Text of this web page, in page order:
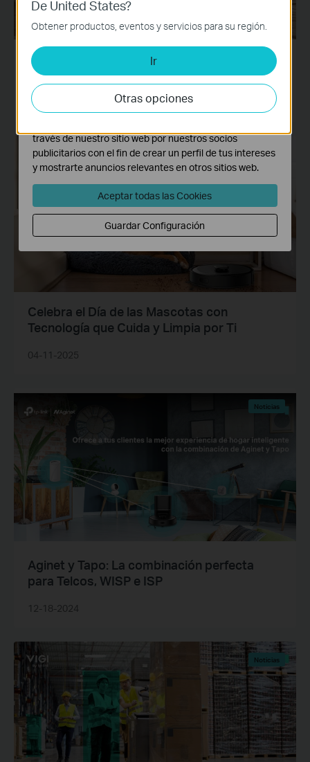
Cómo ver el Mundial 2026 en España: la guía
completa (y cómo preparar tu WiFi para no
perderte ni un gol)
05-04-2026
Noticias
Celebra el Día de las Mascotas con
Tecnología que Cuida y Limpia por Ti
04-11-2025
Noticias
Aginet y Tapo: La combinación perfecta
para Telcos, WISP e ISP
12-18-2024
Noticias
De United States?
Obtener productos, eventos y servicios para su región.
Ir
Otras opciones
Cookies Básicas
Estas cookies son necesarias para el funcionamiento
del sitio web y no pueden desactivarse en tu sistema.
Cookies de Análisis y de Marketing
Las cookies de análisis nos permiten analizar tus
actividades en nuestro sitio web con el fin de mejorar y
adaptar la funcionalidad del mismo.
través de nuestro sitio web por nuestros socios
publicitarios con el fin de crear un perfil de tus intereses
y mostrarte anuncios relevantes en otros sitios web.
Aceptar todas las Cookies
Guardar Configuración